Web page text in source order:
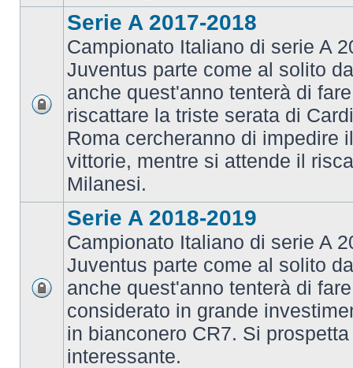
Serie A 2017-2018
Campionato Italiano di serie A
Juventus parte come al solito
anche quest'anno tenterà di
riscattare la triste serata di
Roma cercheranno di impedire
vittorie, mentre si attende il
Milanesi.
Serie A 2018-2019
Campionato Italiano di serie A
Juventus parte come al solito
anche quest'anno tenterà di
considerato in grande
in bianconero CR7. Si
interessante.